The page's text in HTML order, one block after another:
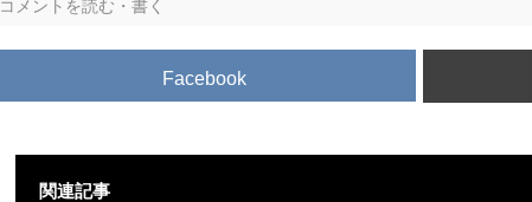
コメントを読む・書く
Facebook
関連記事